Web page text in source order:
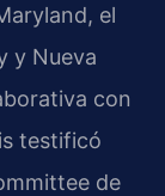
el
y Nueva
con
testificó
de